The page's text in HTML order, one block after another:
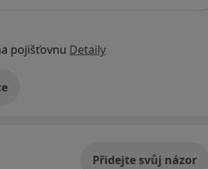
pojišťovnu Detaily
adrese
Přidejte svůj názor